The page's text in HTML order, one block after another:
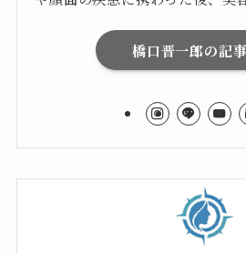
橋口晋一郎の記